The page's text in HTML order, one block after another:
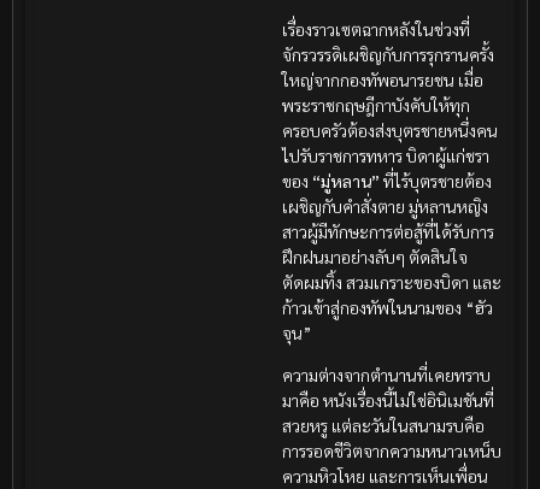
เรื่องราวเซตฉากหลังในช่วงที่
จักรวรรดิเผชิญกับการรุกรานครั้ง
ใหญ่จากกองทัพอนารยชน เมื่อ
พระราชกฤษฎีกาบังคับให้ทุก
ครอบครัวต้องส่งบุตรชายหนึ่งคน
ไปรับราชการทหาร บิดาผู้แก่ชรา
ของ “มู่หลาน” ที่ไร้บุตรชายต้อง
เผชิญกับคำสั่งตาย มู่หลานหญิง
สาวผู้มีทักษะการต่อสู้ที่ได้รับการ
ฝึกฝนมาอย่างลับๆ ตัดสินใจ
ตัดผมทิ้ง สวมเกราะของบิดา และ
ก้าวเข้าสู่กองทัพในนามของ “ฮัว
จุน”
ความต่างจากตำนานที่เคยทราบ
มาคือ หนังเรื่องนี้ไม่ใช่อินิเมชันที่
สวยหรู แต่ละวันในสนามรบคือ
การรอดชีวิตจากความหนาวเหน็บ
ความหิวโหย และการเห็นเพื่อน